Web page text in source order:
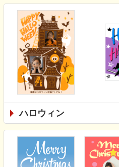
ハロウィン